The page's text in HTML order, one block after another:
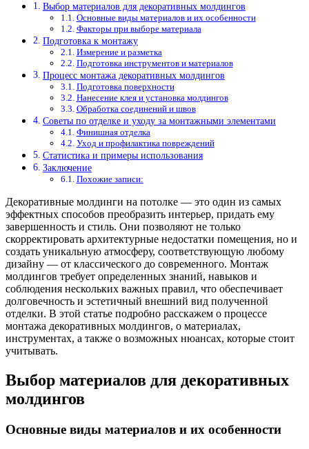
Выбор материалов для декоративных молдингов
Основные виды материалов и их особенности
Факторы при выборе материала
Подготовка к монтажу
Измерение и разметка
Подготовка инструментов и материалов
Процесс монтажа декоративных молдингов
Подготовка поверхности
Нанесение клея и установка молдингов
Обработка соединений и швов
Советы по отделке и уходу за монтажными элементами
Финишная отделка
Уход и профилактика повреждений
Статистика и примеры использования
Заключение
Похожие записи:
Декоративные молдинги на потолке — это один из самых
эффектных способов преобразить интерьер, придать ему
завершенность и стиль. Они позволяют не только
скорректировать архитектурные недостатки помещения, но и
создать уникальную атмосферу, соответствующую любому
дизайну — от классического до современного. Монтаж
молдингов требует определенных знаний, навыков и
соблюдения нескольких важных правил, что обеспечивает
долговечность и эстетичный внешний вид полученной
отделки. В этой статье подробно расскажем о процессе
монтажа декоративных молдингов, о материалах,
инструментах, а также о возможных нюансах, которые стоит
учитывать.
Выбор материалов для декоративных
молдингов
Основные виды материалов и их особенности